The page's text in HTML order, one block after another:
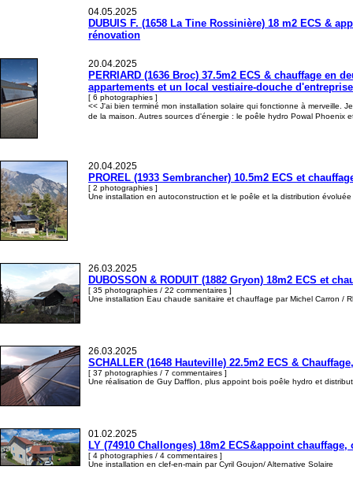
04.05.2025
DUBUIS F. (1658 La Tine Rossinière) 18 m2 ECS &
rénovation
20.04.2025
PERRIARD (1636 Broc) 37.5m2 ECS & chauffage
appartements et un local vestiaire-douche
[ 6 photographies ]
<< J'ai bien terminé mon installation solaire qui fonctionne à merveille.
de la maison. Autres sources d'énergie : le poêle hydro Powal Phoenix
20.04.2025
PROREL (1933 Sembrancher) 10.5m2 ECS et
[ 2 photographies ]
Une installation en autoconstruction et le poêle et la distribution
26.03.2025
DUBOSSON & RODUIT (1882 Gryon) 18m2 ECS et
[ 35 photographies / 22 commentaires ]
Une installation Eau chaude sanitaire et chauffage par Michel Carron /
26.03.2025
SCHALLER (1648 Hauteville) 22.5m2 ECS &
[ 37 photographies / 7 commentaires ]
Une réalisation de Guy Dafflon, plus appoint bois poêle hydro et
01.02.2025
LY (74910 Challonges) 18m2 ECS&appoint
[ 4 photographies / 4 commentaires ]
Une installation en clef-en-main par Cyril Goujon/ Alternative Solaire